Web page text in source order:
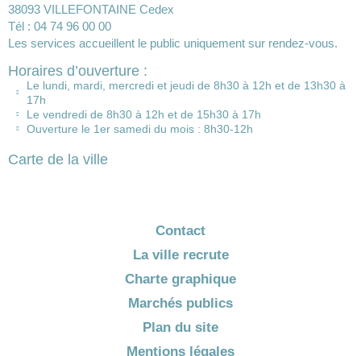
38093 VILLEFONTAINE Cedex
Tél : 04 74 96 00 00
Les services accueillent le public uniquement sur rendez-vous.
Horaires d’ouverture :
Le lundi, mardi, mercredi et jeudi de 8h30 à 12h et de 13h30 à
17h
Le vendredi de 8h30 à 12h et de 15h30 à 17h
Ouverture le 1er samedi du mois : 8h30-12h
Carte de la ville
Contact
La ville recrute
Charte graphique
Marchés publics
Plan du site
Mentions légales